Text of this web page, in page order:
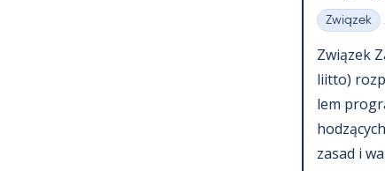
Kategorie
Związek
Związek
liitto)
lem
za­sad i